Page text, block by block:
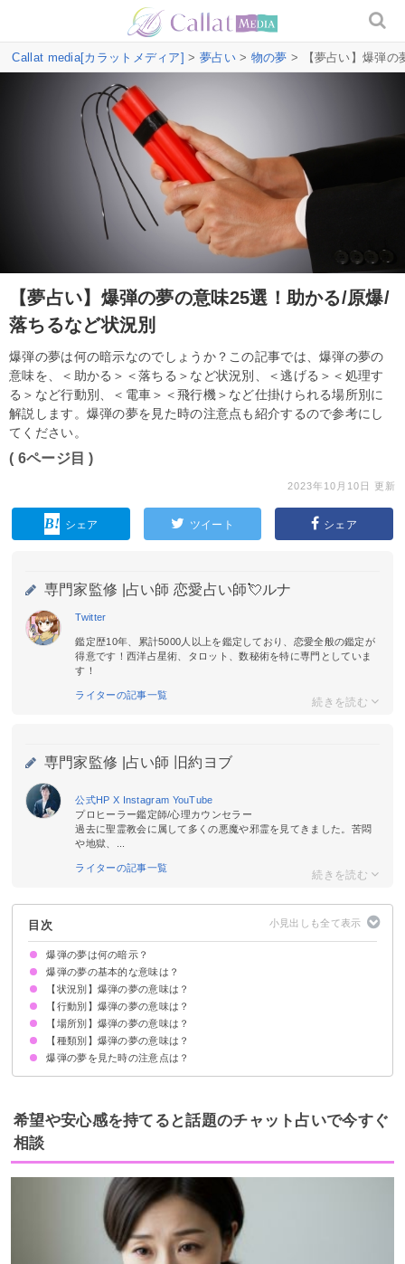
Callat media[カラットメディア] > 夢占い> 物の夢 > 【夢占い】爆弾の
【夢占い】爆弾の夢の意味25選！助かる/原爆/
落ちるなど状況別
爆弾の夢は何の暗示なのでしょうか？この記事では、爆弾の夢の
意味を、＜助かる＞＜落ちる＞など状況別、＜逃げる＞＜処理す
る＞など行動別、＜電車＞＜飛行機＞など仕掛けられる場所別に
解説します。爆弾の夢を見た時の注意点も紹介するので参考にし
てください。
( 6ページ目 )
2023年10月10日 更新
シェア ツイート シェア
専門家監修 | 占い師 恋愛占い師💘ルナ
Twitter
鑑定歴10年、累計5000人以上を鑑定しており、恋愛全般の鑑定が
得意です！西洋占星術、タロット、数秘術を特に専門としていま
す！
ライターの記事一覧
専門家監修 | 占い師 旧約ヨブ
公式HP X Instagram YouTube
プロヒーラー鑑定師/心理カウンセラー
過去に聖霊教会に属して多くの悪魔や邪霊を見てきました。苦悶
や地獄、...
ライターの記事一覧
目次
爆弾の夢は何の暗示？
爆弾の夢の基本的な意味は？
不満やストレスが爆発してしまう暗示
状況によって意味が決まる
【状況別】爆弾の夢の意味は？
爆弾が落ちてくる夢【凶夢】
爆弾が爆発しても助かる夢【吉夢】
爆弾が仕掛けられる夢【願望夢】
爆弾が爆発する夢【警告夢】
爆弾が爆発しない夢【警告夢】
爆弾で怪我をする夢【凶夢】
爆破予告をされる夢【警告夢】
爆弾が戦争で飛んでくる夢【吉夢】
爆弾で殺される夢【吉夢】
爆弾の煙の夢【吉夢・凶夢】
【行動別】爆弾の夢の意味は？
爆弾から逃げる夢【警告夢】
爆弾を処理する夢【警告夢】
爆弾を投げる夢【警告夢】
爆弾で火事になる夢【吉夢】
爆弾で殺す夢【警告夢】
爆弾を仕掛ける夢【警告夢】
爆弾から隠れる夢【警告夢】
爆弾を作る夢【凶夢】
爆弾のスイッチを押す夢【吉夢】
【場所別】爆弾の夢の意味は？
飛行機に爆弾が仕掛けられる夢【凶夢】
家に爆弾が仕掛けられる夢【凶夢】
電車に爆弾が仕掛けられる夢【凶夢・吉夢】
【種類別】爆弾の夢の意味は？
原爆の夢【吉夢・警告夢】
プラスチック爆弾の夢【警告夢】
おもちゃの爆弾の夢【警告夢】
爆弾の夢を見た時の注意点は？
十分な休息を取る
吉夢なら話さず警告夢や凶夢は人に話す
希望や安心感を持てると話題のチャット占いで今すぐ
相談